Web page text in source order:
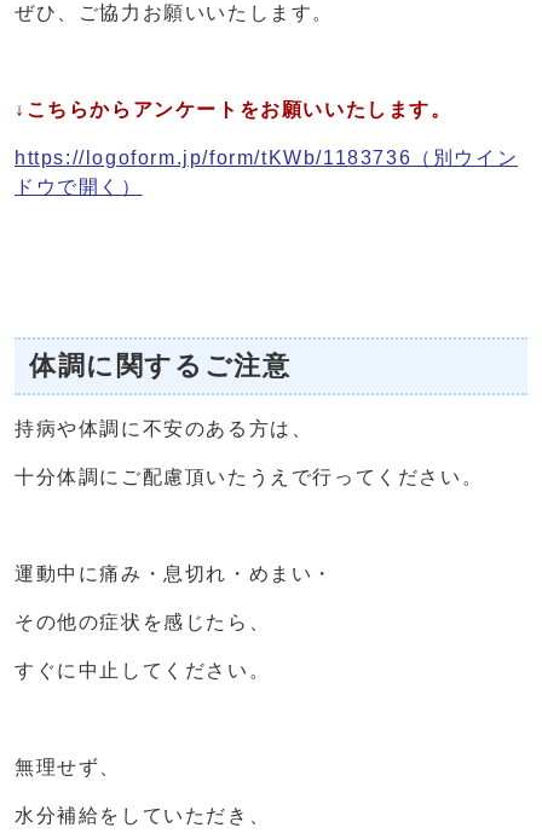
ぜひ、ご協力お願いいたします。
↓こちらからアンケートをお願いいたします。
https://logoform.jp/form/tKWb/1183736 （別ウイン
ドウで開く）
体調に関するご注意
持病や体調に不安のある方は、
十分体調にご配慮頂いたうえで行ってください。
運動中に痛み・息切れ・めまい・
その他の症状を感じたら、
すぐに中止してください。
無理せず、
水分補給をしていただき、